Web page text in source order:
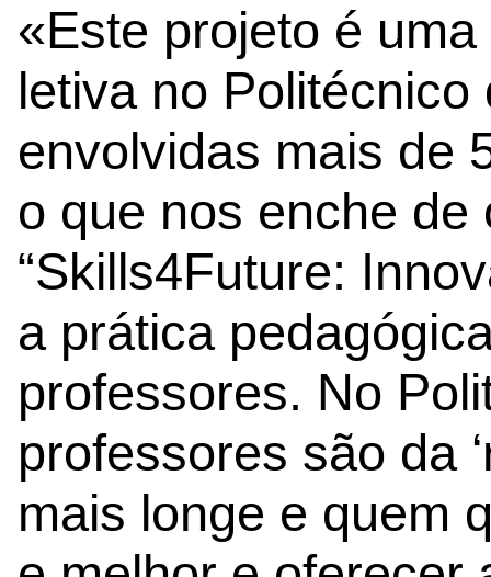
«Este projeto é uma
letiva no
envolvidas mais de
o que nos enche
“Skills4Future:
a prática
professores. No
professores são da
mais longe e quem